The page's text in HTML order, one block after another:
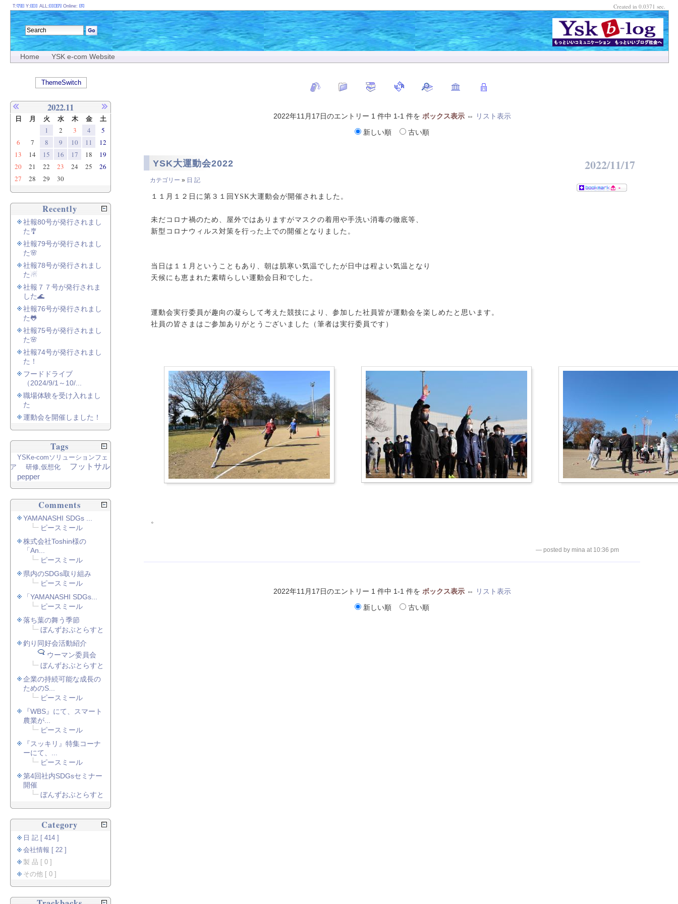
Home YSK e-com Website
2022年11月17日のエントリー 1 件中 1-1 件を ボックス表示⇔
リスト表示
新しい順
古い順
YSK大運動会2022 2022/11/17
カテゴリー » 日 記
-
１１月１２日に第３１回YSK大運動会が開催されました。
未だコロナ禍のため、屋外ではありますがマスクの着用や手洗い消毒の徹底等、
新型コロナウィルス対策を行った上での開催となりました。
当日は１１月ということもあり、朝は肌寒い気温でしたが日中は程よい気温となり
天候にも恵まれた素晴らしい運動会日和でした。
運動会実行委員が趣向の凝らして考えた競技により、参加した社員皆が運動会を楽しめたと思います。
社員の皆さまはご参加ありがとうございました（筆者は実行委員です）
。
— posted by mina at 10:36 pm
2022年11月17日のエントリー 1 件中 1-1 件を ボックス表示⇔
リスト表示
新しい順
古い順
T: Y: ALL: Online:
ThemeSwitch
Created in 0.0371 sec.
2022.11
日 月 火 水 木 金 土
1 2 3 4
5
6
7 8 9 10 11
12
13
14 15 16 17 18
19
20
21 22 23 24 25
26
27
28 29 30
Recently
社報80号が発行されまし
た🎐
社報79号が発行されまし
た🌸
社報78号が発行されまし
た☃
社報７７号が発行されま
した🌊
社報76号が発行されまし
た🐸
社報75号が発行されまし
た🌸
社報74号が発行されまし
た！
フードドライブ
（2024/9/1～10/...
職場体験を受け入れまし
た
運動会を開催しました！
Tags
YSKe-comソリューションフェ
ア
研修,仮想化
フットサル
pepper
Comments
YAMANASHI SDGs ...
ピースミール
株式会社Toshin様の
「An...
ピースミール
県内のSDGs取り組み
ピースミール
「YAMANASHI SDGs...
ピースミール
落ち葉の舞う季節
ぼんずおぶとらすと
釣り同好会活動紹介
ウーマン委員会
ぼんずおぶとらすと
企業の持続可能な成長の
ためのS...
ピースミール
『WBS』にて、スマート
農業が...
ピースミール
『スッキリ』特集コーナ
ーにて、...
ピースミール
第4回社内SDGsセミナー
開催
ぼんずおぶとらすと
Category
日 記 [ 414 ]
会社情報 [ 22 ]
製 品 [ 0 ]
その他 [ 0 ]